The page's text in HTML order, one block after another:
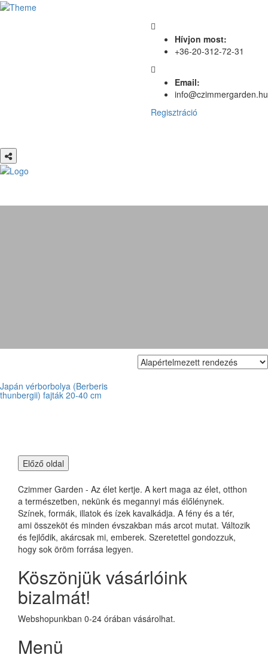
Hívjon most:
+36-20-312-72-31
Email:
info@czimmergarden.hu
Regisztráció
Japán vérborbolya (Berberis
thunbergii) fajták 20-40 cm
Czimmer Garden - Az élet kertje. A kert maga az élet, otthon
a természetben, nekünk és megannyi más élőlénynek.
Színek, formák, illatok és ízek kavalkádja. A fény és a tér,
ami összeköt és minden évszakban más arcot mutat. Változik
és fejlődik, akárcsak mi, emberek. Szeretettel gondozzuk,
hogy sok öröm forrása legyen.
Köszönjük vásárlóink
bizalmát!
Webshopunkban 0-24 órában vásárolhat.
Menü